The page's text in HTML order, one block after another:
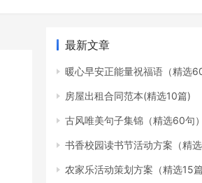
最新文章
暖心早安正能量祝福语（精选60
房屋出租合同范本(精选10篇)
古风唯美句子集锦（精选60句）
书香校园读书节活动方案（精选
农家乐活动策划方案（精选15篇